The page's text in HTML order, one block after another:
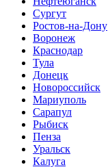
Сургут
Ростов-на-Дону
Воронеж
Краснодар
Тула
Донецк
Новороссийск
Мариуполь
Сарапул
Рыбиск
Пенза
Уральск
Калуга